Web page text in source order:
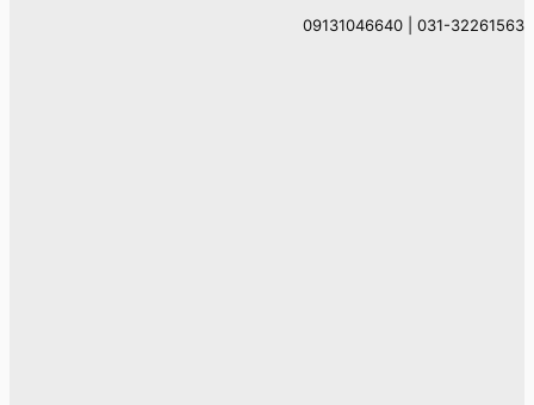
031-32261563 | 09131046640